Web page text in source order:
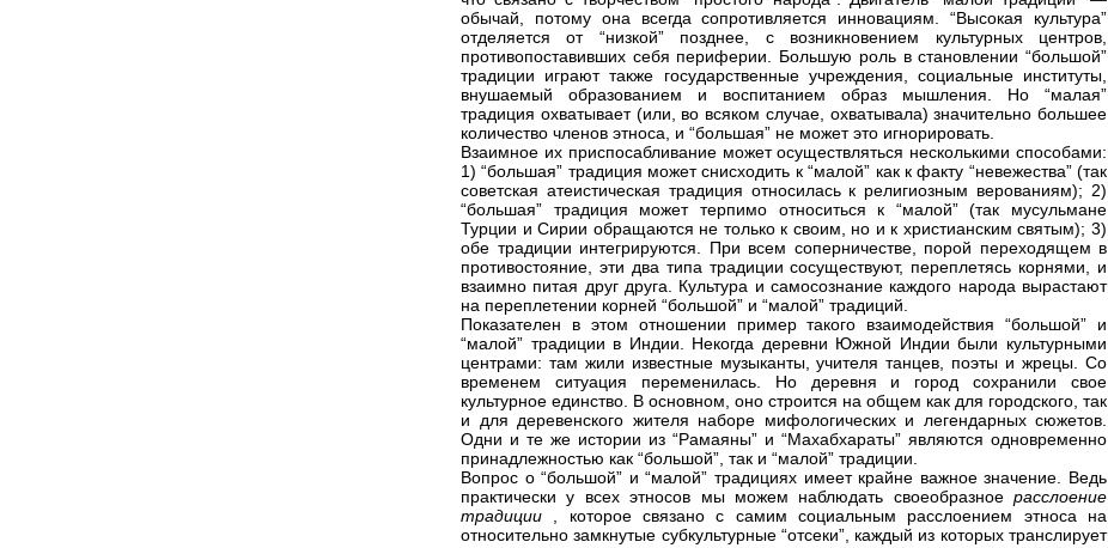
обычай, потому она всегда сопротивляется инновациям. “Высокая культура”
отделяется от “низкой” позднее, с возникновением культурных центров,
противопоставивших себя периферии. Большую роль в становлении “большой”
традиции играют также государственные учреждения, социальные институты,
внушаемый образованием и воспитанием образ мышления. Но “малая”
традиция охватывает (или, во всяком случае, охватывала) значительно большее
количество членов этноса, и “большая” не может это игнорировать.
Взаимное их приспосабливание может осуществляться несколькими способами:
1) “большая” традиция может снисходить к “малой” как к факту “невежества” (так
советская атеистическая традиция относилась к религиозным верованиям); 2)
“большая” традиция может терпимо относиться к “малой” (так мусульмане
Турции и Сирии обращаются не только к своим, но и к христианским святым); 3)
обе традиции интегрируются. При всем соперничестве, порой переходящем в
противостояние, эти два типа традиции сосуществуют, переплетясь корнями, и
взаимно питая друг друга. Культура и самосознание каждого народа вырастают
на переплетении корней “большой” и “малой” традиций.
Показателен в этом отношении пример такого взаимодействия “большой” и
“малой” традиции в Индии. Некогда деревни Южной Индии были культурными
центрами: там жили известные музыканты, учителя танцев, поэты и жрецы. Со
временем ситуация переменилась. Но деревня и город сохранили свое
культурное единство. В основном, оно строится на общем как для городского, так
и для деревенского жителя наборе мифологических и легендарных сюжетов.
Одни и те же истории из “Рамаяны” и “Махабхараты” являются одновременно
принадлежностью как “большой”, так и “малой” традиции.
Вопрос о “большой” и “малой” традициях имеет крайне важное значение. Ведь
практически у всех этносов мы можем наблюдать своеобразное расслоение
традиции
, которое связано с самим социальным расслоением этноса на
относительно замкнутые субкультурные “отсеки”, каждый из которых транслирует